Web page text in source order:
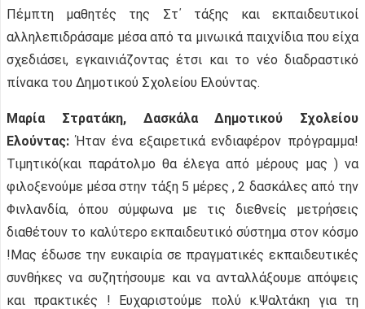
Πέμπτη μαθητές της Στ΄ τάξης και εκπαιδευτικοί
αλληλεπιδράσαμε μέσα από τα μινωικά παιχνίδια που είχα
σχεδιάσει, εγκαινιάζοντας έτσι και το νέο διαδραστικό
πίνακα του Δημοτικού Σχολείου Ελούντας.
Μαρία Στρατάκη, Δασκάλα Δημοτικού Σχολείου
Ελούντας: Ήταν ένα εξαιρετικά ενδιαφέρον πρόγραμμα!
Τιμητικό(και παράτολμο θα έλεγα από μέρους μας ) να
φιλοξενούμε μέσα στην τάξη 5 μέρες , 2 δασκάλες από την
Φινλανδία, όπου σύμφωνα με τις διεθνείς μετρήσεις
διαθέτουν το καλύτερο εκπαιδευτικό σύστημα στον κόσμο
!Μας έδωσε την ευκαιρία σε πραγματικές εκπαιδευτικές
συνθήκες να συζητήσουμε και να ανταλλάξουμε απόψεις
και πρακτικές ! Ευχαριστούμε πολύ κ.Ψαλτάκη για τη